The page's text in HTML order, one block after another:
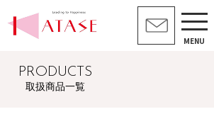
MENU
PRODUCTS
取扱商品一覧